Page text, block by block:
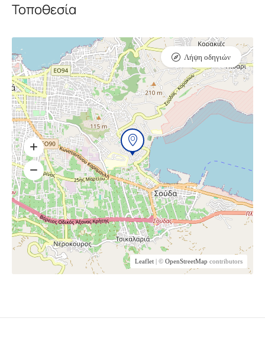
Τοποθεσία
Leaflet | © OpenStreetMap contributors
Λήψη οδηγιών